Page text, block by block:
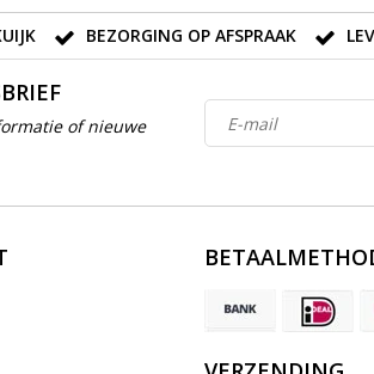
BEZORGING OP AFSPRAAK
of nieuwe